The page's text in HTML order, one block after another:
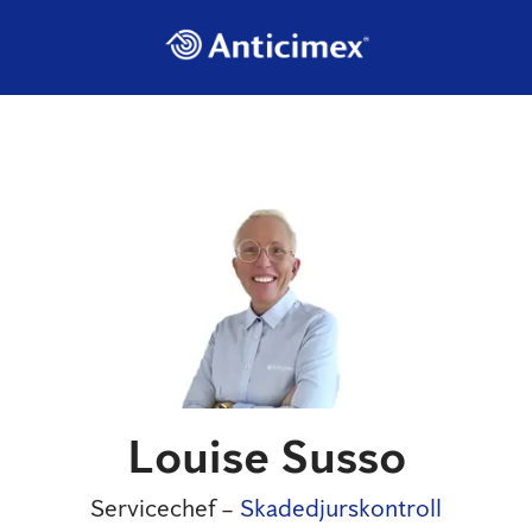
Louise Susso
Servicechef – Skadedjurskontroll